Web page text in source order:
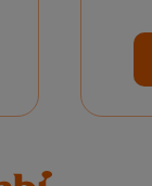
Combi